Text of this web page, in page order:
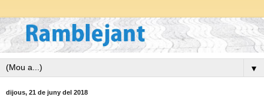
▼
dijous, 21 de juny del 2018